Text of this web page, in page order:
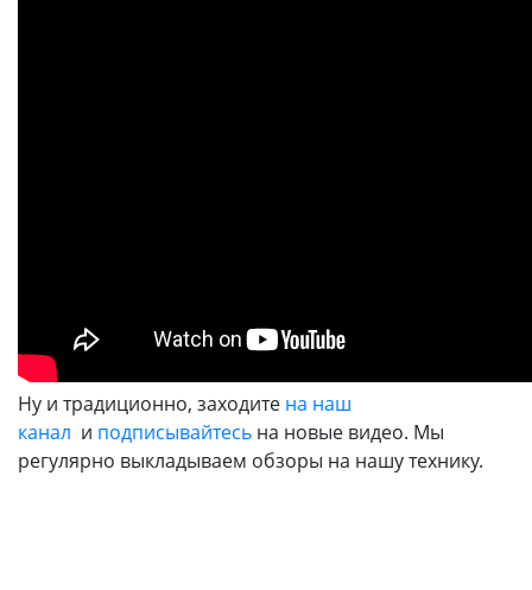
Ну и традиционно, заходите на наш
канал и подписывайтесь на новые видео. Мы
регулярно выкладываем обзоры на нашу технику.